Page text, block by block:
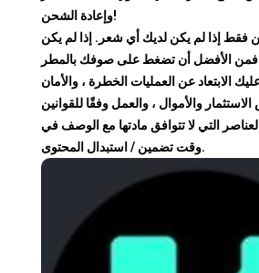
وإعادة الشحن!
فقط إذا لم يكن لديك أي شعر. إذا لم يكن
الأفضل أن تضغط على صوفك بالمطر
الابتعاد عن العمليات الخطرة ، والأمان
والأموال ، والعمل وفقًا للقوانين
التي لا تتوافق مادتها مع الوصف في
وقت تضمين / استبدال المحتوى.